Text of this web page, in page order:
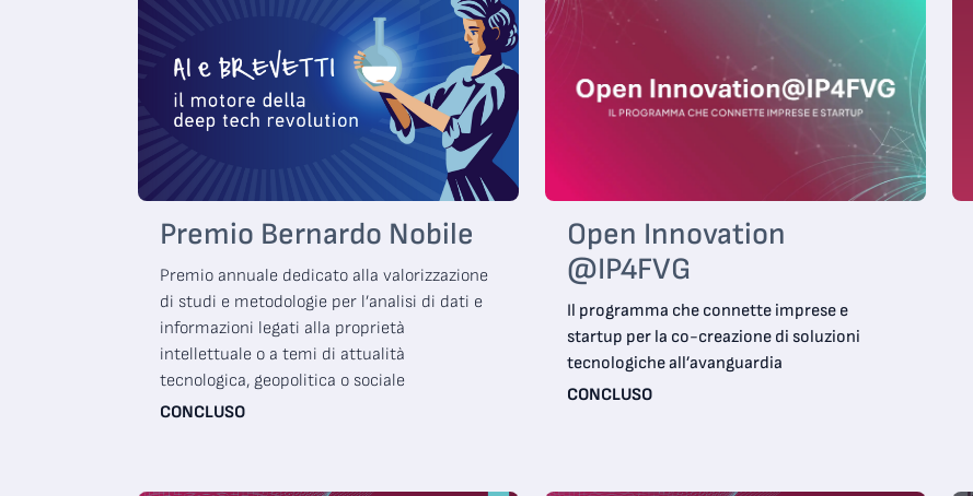
Premio Bernardo Nobile
Premio annuale dedicato alla valorizzazione
di studi e metodologie per l’analisi di dati e
informazioni legati alla proprietà
intellettuale o a temi di attualità
tecnologica, geopolitica o sociale
CONCLUSO
Open Innovation
@IP4FVG
Il programma che connette imprese e
startup per la co-creazione di soluzioni
tecnologiche all’avanguardia
CONCLUSO